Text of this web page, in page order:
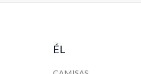
ÉL